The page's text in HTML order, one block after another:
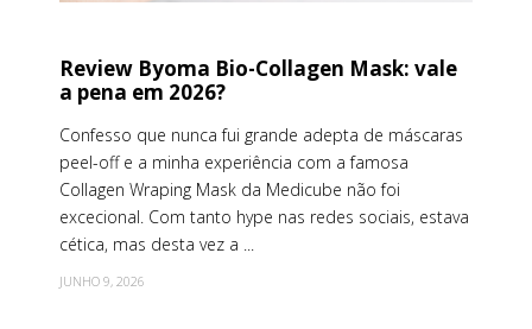
Review Byoma Bio-Collagen Mask: vale
a pena em 2026?
Confesso que nunca fui grande adepta de máscaras
peel-off e a minha experiência com a famosa
Collagen Wraping Mask da Medicube não foi
excecional. Com tanto hype nas redes sociais, estava
cética, mas desta vez a ...
JUNHO 9, 2026